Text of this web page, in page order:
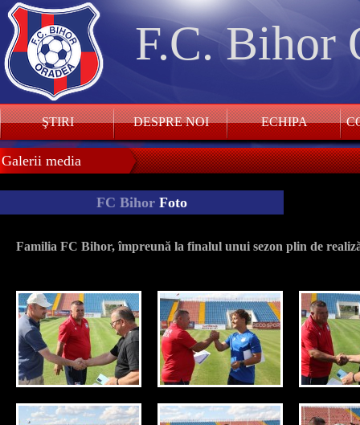
F.C. Bihor
ŞTIRI DESPRE NOI ECHIPA
Galerii media
FC Bihor Foto
Familia FC Bihor, împreună la finalul unui sezon plin de